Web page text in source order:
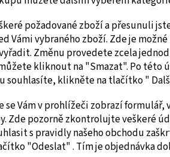
požadované zboží a přesunuli
Vámi vybraného zboží. Zde je
Změnu provedete zcela
kliknout na "Smazat". Po
souhlasíte, klikněte na tlačítko "
se Vám v prohlížeči zobrazí
Zde pozorně zkontrolujte veškeré
s pravidly našeho obchodu
"Odeslat" . Tím je objednávka